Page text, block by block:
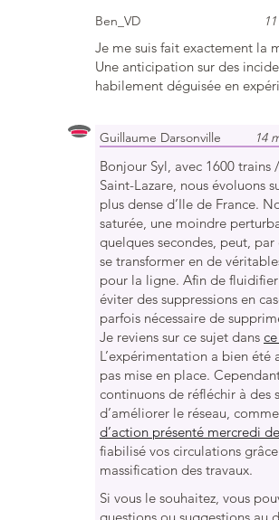
Ben_VD
Je me suis fait exactement la
Une anticipation sur des
habilement déguisée en
Guillaume Darsonville 14
Bonjour Syl, avec 1600 trains
Saint-Lazare, nous évoluons
plus dense d’Ile de France.
saturée, une moindre
quelques secondes, peut, par
se transformer en de
pour la ligne. Afin de
éviter des suppressions en
parfois nécessaire de
Je reviens sur ce sujet dans
L’expérimentation a bien été
pas mise en place.
continuons de réfléchir à des
d’améliorer le réseau,
d’action présenté mercredi
fiabilisé vos circulations
massification des travaux.
Si vous le souhaitez, vous
questions ou suggestions au